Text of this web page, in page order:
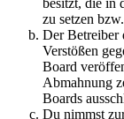
besitzt, die in
zu setzen
Der Betreiber
Verstößen
Board
Abmahnung
Boards
Du nimmst